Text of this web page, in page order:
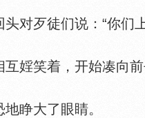
歹徒们说：“你们
笑着，开始凑向前
睁大了眼睛。